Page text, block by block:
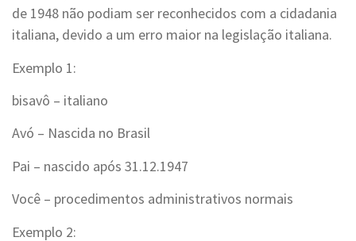
de 1948 não podiam ser reconhecidos com a cidadania
italiana, devido a um erro maior na legislação italiana.
Exemplo 1:
bisavô – italiano
Avó – Nascida no Brasil
Pai – nascido após 31.12.1947
Você – procedimentos administrativos normais
Exemplo 2: